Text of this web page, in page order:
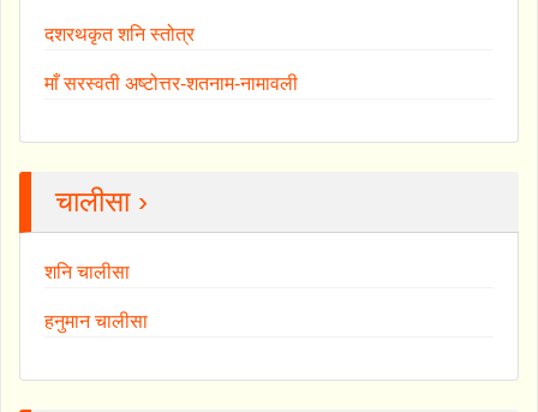
दशरथकृत शनि स्तोत्र
माँ सरस्वती अष्टोत्तर-शतनाम-नामावली
चालीसा ›
शनि चालीसा
हनुमान चालीसा